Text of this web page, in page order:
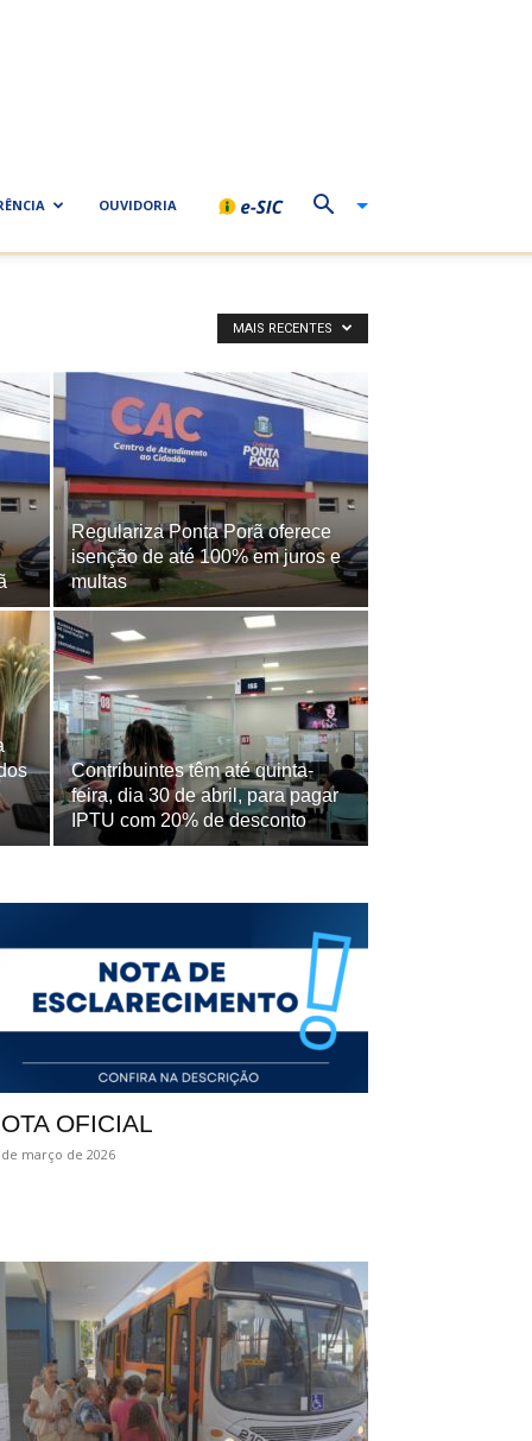
OUVIDORIA
MAIS RECENTES
Regulariza Ponta Porã oferece
isenção de até 100% em juros e
multas
Contribuintes têm até quinta-
feira, dia 30 de abril, para pagar
IPTU com 20% de desconto
OFICIAL
março de 2026